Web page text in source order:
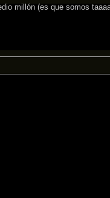
millón (es que somos